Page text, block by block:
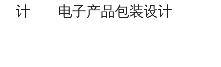
计
电子产品包装设计